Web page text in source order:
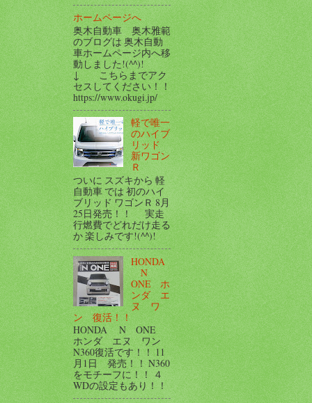
ホームページへ
奥木自動車 奥木雅範
のブログは 奥木自動
車ホームページ内へ移
動しました!(^^)!
↓ こちらまでアク
セスしてください！！
https://www.okugi.jp/
軽で唯一
のハイブ
リッド
新ワゴン
Ｒ
ついに スズキから 軽
自動車 では 初のハイ
ブリッド ワゴンＲ 8月
25日発売！！ 実走
行燃費でどれだけ走る
か 楽しみです!(^^)!
HONDA
N
ONE ホ
ンダ エ
ヌ ワ
ン 復活！！
HONDA N ONE
ホンダ エヌ ワン
N360復活です！！ 11
月1日 発売！！ N360
をモチーフに！！ ４
WDの設定もあり！！